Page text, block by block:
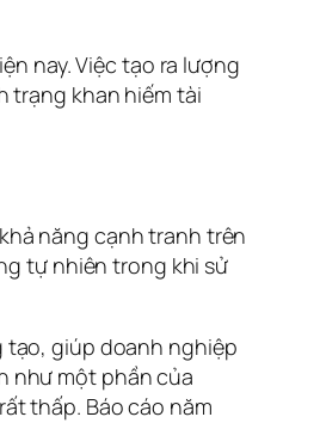
nay. Việc tạo ra lượng
trạng khan hiếm tài
năng cạnh tranh trên
tự nhiên trong khi sử
tạo, giúp doanh nghiệp
như một phần của
thấp. Báo cáo năm